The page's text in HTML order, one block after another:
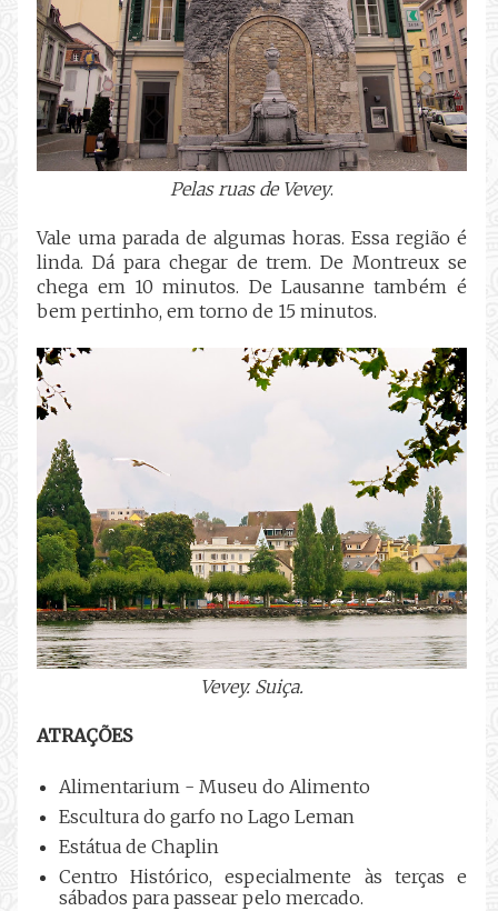
Pelas ruas de Vevey.
Vale uma parada de algumas horas. Essa região é
linda. Dá para chegar de trem. De Montreux se
chega em 10 minutos. De Lausanne também é
bem pertinho, em torno de 15 minutos.
Vevey. Suiça.
ATRAÇÕES
Alimentarium - Museu do Alimento
Escultura do garfo no Lago Leman
Estátua de Chaplin
Centro Histórico, especialmente às terças e
sábados para passear pelo mercado.